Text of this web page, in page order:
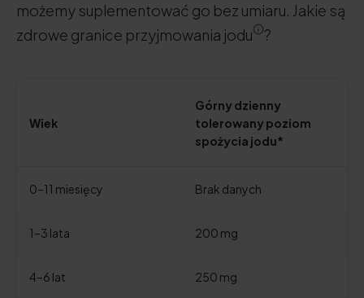
możemy suplementować go bez umiaru. Jakie są
zdrowe granice przyjmowania jodu
?
Wiek
Górny dzienny
tolerowany poziom
spożycia jodu*
0–11 miesięcy Brak danych
1–3 lata 200 mg
4–6 lat 250 mg